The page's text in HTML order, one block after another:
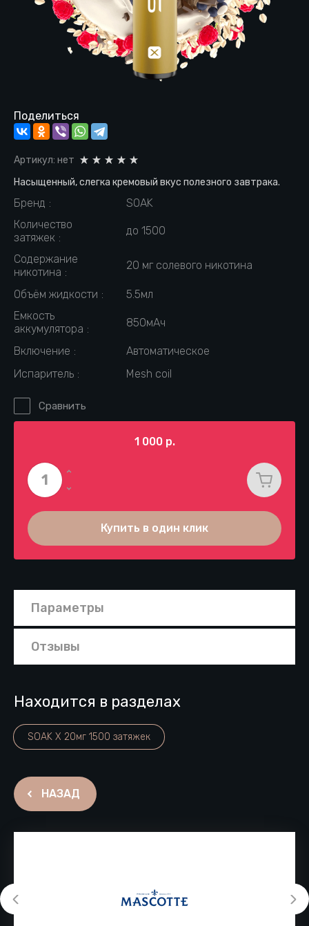
Поделиться
Артикул: нет
Насыщенный, слегка кремовый вкус полезного завтрака.
Бренд
SOAK
Количество
затяжек
до 1500
Содержание
никотина
20 мг солевого никотина
Объём жидкости
5.5мл
Емкость
аккумулятора
850мАч
Включение
Автоматическое
Испаритель
Mesh coil
Сравнить
1 000 р.
Купить в один клик
Параметры
Отзывы
Находится в разделах
SOAK X 20мг 1500 затяжек
НАЗАД